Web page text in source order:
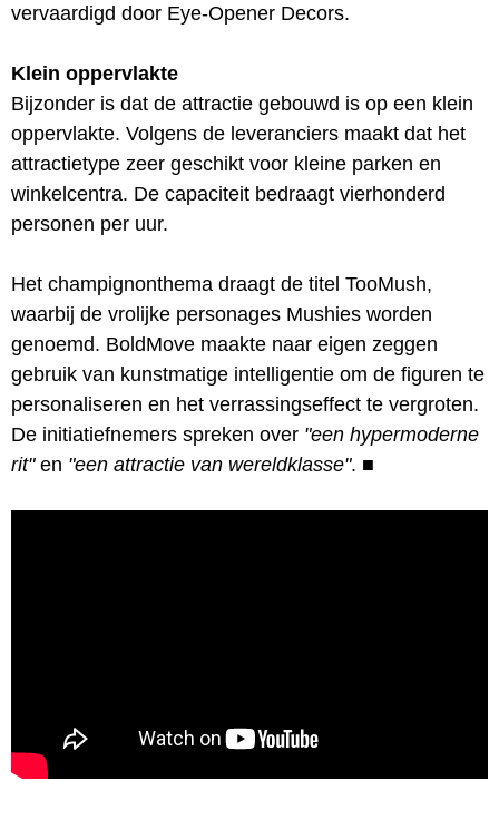
vervaardigd door Eye-Opener Decors.
Klein oppervlakte
Bijzonder is dat de attractie gebouwd is op een klein
oppervlakte. Volgens de leveranciers maakt dat het
attractietype zeer geschikt voor kleine parken en
winkelcentra. De capaciteit bedraagt vierhonderd
personen per uur.
Het champignonthema draagt de titel TooMush,
waarbij de vrolijke personages Mushies worden
genoemd. BoldMove maakte naar eigen zeggen
gebruik van kunstmatige intelligentie om de figuren te
personaliseren en het verrassingseffect te vergroten.
De initiatiefnemers spreken over "een hypermoderne
rit"en "een attractie van wereldklasse". ■